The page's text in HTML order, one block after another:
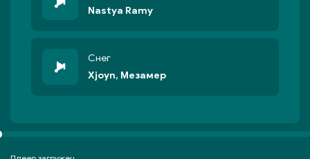
Nastya Ramy
Снег
Xjoyn, Мезамер